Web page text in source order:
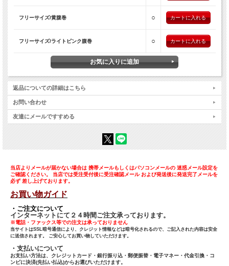
フリーサイズ/黄腹巻 ○
フリーサイズ/ライトピンク腹巻 ○
返品についての詳細はこちら
お問い合わせ
友達にメールですすめる
当店よりメールが届かない場合は 携帯メールもしくはパソコンメールの 迷惑メール設定を
ご確認ください。 当店では受注受付後に受注確認メール および発送後に発送完了メールを
必ず 差し上げております。
お買い物ガイド
・ご注文について
インターネットにて２４時間ご注文承っております。
※電話・ファックス等での注文は承っておりません
当サイトはSSL暗号通信により、クレジット情報などは暗号化されるので、ご記入された内容は安全
に送信されます。 ご安心してお買い物していただけます。
・支払いについて
お支払い方法は、クレジットカード・銀行振り込・郵便振替・電子マネー・代金引換・コ
ンビに決済(先払い払込)からお選びいただけます。